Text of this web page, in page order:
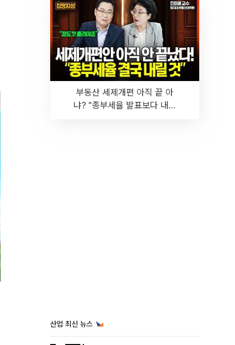
부동산 세제개편 아직 끝 아
냐? "종부세율 발표보다 내릴
산업 최신 뉴스